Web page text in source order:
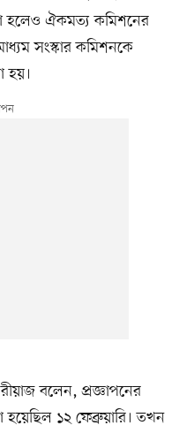
হলেও ঐকমত্য কমিশনের
সংস্কার কমিশনকে
হয়।
বলেন, প্রজ্ঞাপনের
১২ ফেব্রুয়ারি। তখন